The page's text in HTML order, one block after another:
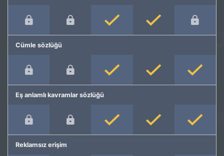
Cümle sözlüğü
Eş anlamlı kavramlar sözlüğü
Reklamsız erişim